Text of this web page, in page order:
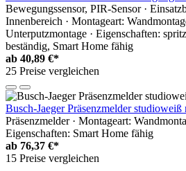
Bewegungssensor, PIR-Sensor ·
Innenbereich · Montageart:
Unterputzmontage · Eigenschaften:
beständig, Smart Home fähig
ab 40,89 €*
25 Preise vergleichen
Busch-Jaeger Präsenzmelder
Präsenzmelder · Montageart:
Eigenschaften: Smart Home fähig
ab 76,37 €*
15 Preise vergleichen